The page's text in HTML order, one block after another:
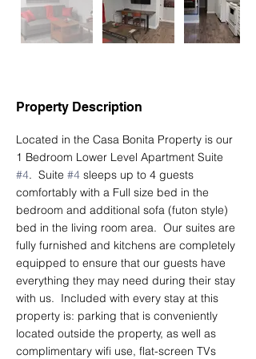
Property Description
Located in the Casa Bonita Property is our
1 Bedroom Lower Level Apartment Suite
#4.  Suite #4 sleeps up to 4 guests
comfortably with a Full size bed in the
bedroom and additional sofa (futon style)
bed in the living room area.  Our suites are
fully furnished and kitchens are completely
equipped to ensure that our guests have
everything they may need during their stay
with us.  ​Included with every stay at this
property is: parking that is conveniently
located outside the property, as well as
complimentary wifi use, flat-screen TVs